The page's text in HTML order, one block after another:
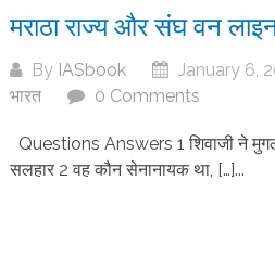
मराठा राज्य और संघ वन
By IASbook January 6,
भारत
0 Comments
Questions Answers 1 शिवाजी ने
सलहार 2 वह कौन सेनानायक था, […]...